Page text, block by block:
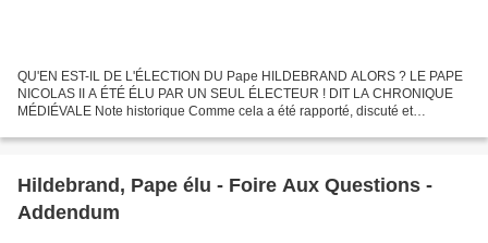
QU'EN EST-IL DE L'ÉLECTION DU Pape HILDEBRAND ALORS ? LE PAPE
NICOLAS II A ÉTÉ ÉLU PAR UN SEUL ÉLECTEUR ! DIT LA CHRONIQUE
MÉDIÉVALE Note historique Comme cela a été rapporté, discuté et
Hildebrand, Pape élu - Foire Aux Questions -
Addendum